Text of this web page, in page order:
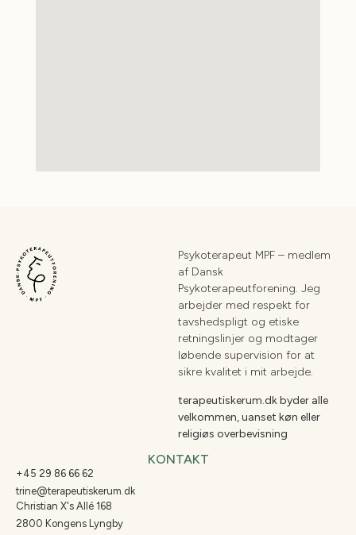
Psykoterapeut MPF – medlem
af Dansk
Psykoterapeutforening. Jeg
arbejder med respekt for
tavshedspligt og etiske
retningslinjer og modtager
løbende supervision for at
sikre kvalitet i mit arbejde.
terapeutiskerum.dk byder alle
velkommen, uanset køn eller
religiøs overbevisning
KONTAKT
+45 29 86 66 62
trine@terapeutiskerum.dk
Christian X's Allé 168
2800 Kongens Lyngby